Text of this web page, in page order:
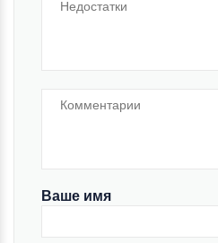
Ваше имя